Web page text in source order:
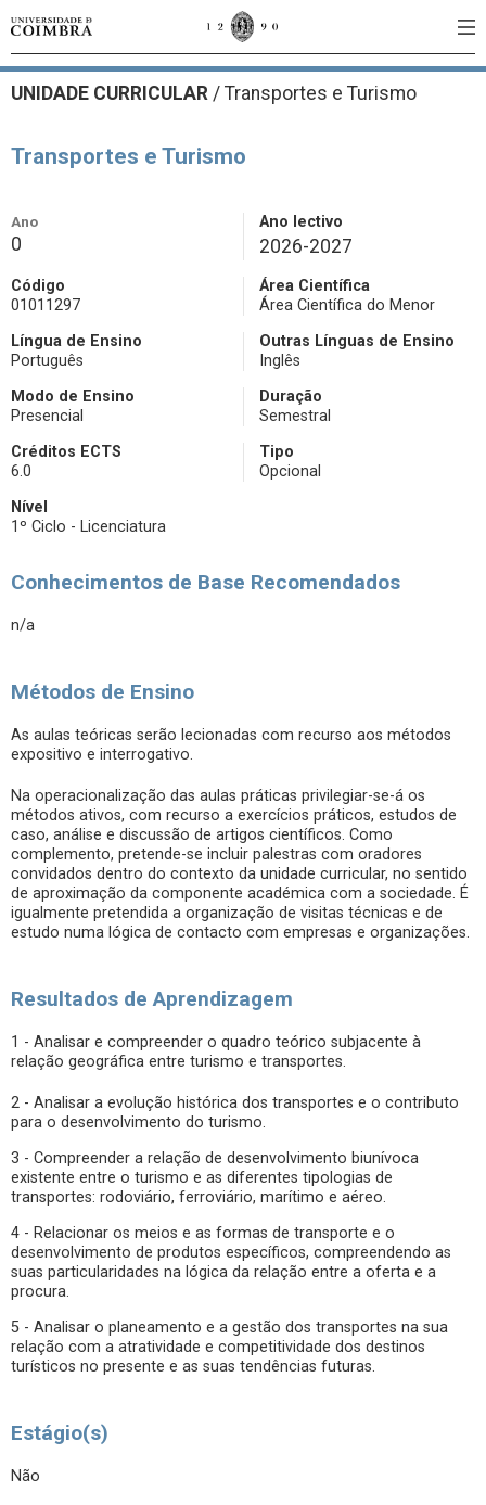
UNIDADE CURRICULAR / Transportes e Turismo
Transportes e Turismo
Ano
0
Ano lectivo
2026-2027
Código
01011297
Área Científica
Área Científica do Menor
Língua de Ensino
Português
Outras Línguas de Ensino
Inglês
Modo de Ensino
Presencial
Duração
Semestral
Créditos ECTS
6.0
Tipo
Opcional
Nível
1º Ciclo - Licenciatura
Conhecimentos de Base Recomendados
n/a
Métodos de Ensino
As aulas teóricas serão lecionadas com recurso aos métodos
expositivo e interrogativo.
Na operacionalização das aulas práticas privilegiar-se-á os
métodos ativos, com recurso a exercícios práticos, estudos de
caso, análise e discussão de artigos científicos. Como
complemento, pretende-se incluir palestras com oradores
convidados dentro do contexto da unidade curricular, no sentido
de aproximação da componente académica com a sociedade. É
igualmente pretendida a organização de visitas técnicas e de
estudo numa lógica de contacto com empresas e organizações.
Resultados de Aprendizagem
1 - Analisar e compreender o quadro teórico subjacente à
relação geográfica entre turismo e transportes.
2 - Analisar a evolução histórica dos transportes e o contributo
para o desenvolvimento do turismo.
3 - Compreender a relação de desenvolvimento biunívoca
existente entre o turismo e as diferentes tipologias de
transportes: rodoviário, ferroviário, marítimo e aéreo.
4 - Relacionar os meios e as formas de transporte e o
desenvolvimento de produtos específicos, compreendendo as
suas particularidades na lógica da relação entre a oferta e a
procura.
5 - Analisar o planeamento e a gestão dos transportes na sua
relação com a atratividade e competitividade dos destinos
turísticos no presente e as suas tendências futuras.
Estágio(s)
Não